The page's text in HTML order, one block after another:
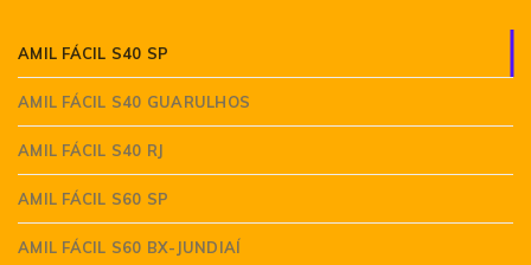
AMIL FÁCIL S40 SP
AMIL FÁCIL S40 GUARULHOS
AMIL FÁCIL S40 RJ
AMIL FÁCIL S60 SP
AMIL FÁCIL S60 BX-JUNDIAÍ